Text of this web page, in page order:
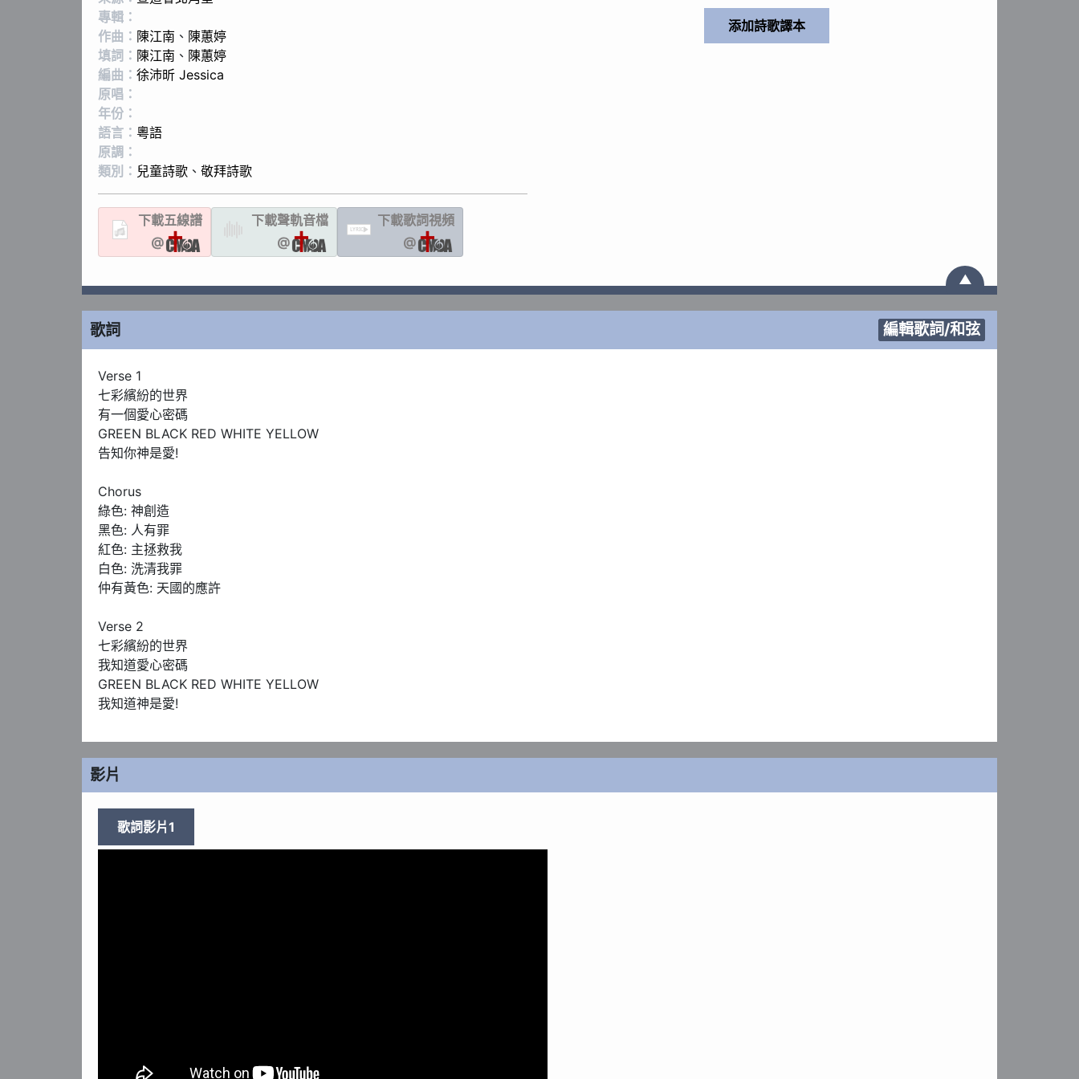
專輯：
作曲： 陳江南 、 陳蕙婷
填詞： 陳江南 、 陳蕙婷
編曲： 徐沛昕 Jessica
原唱：
年份：
語言： 粵語
原調：
類別： 兒童詩歌 、 敬拜詩歌
下載五線譜
@
下載聲軌音檔
@
LYRIC
下載歌詞視頻
@
▲
歌詞 編輯歌詞/和弦
Verse 1
七彩繽紛的世界
有一個愛心密碼
GREEN BLACK RED WHITE YELLOW
告知你神是愛!
Chorus
綠色: 神創造
黑色: 人有罪
紅色: 主拯救我
白色: 洗清我罪
仲有黃色: 天國的應許
Verse 2
七彩繽紛的世界
我知道愛心密碼
GREEN BLACK RED WHITE YELLOW
我知道神是愛!
影片
歌詞影片1